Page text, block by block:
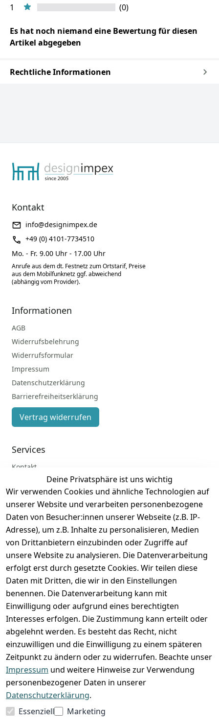
1
(0)
Es hat noch niemand eine Bewertung für diesen
Artikel abgegeben
Rechtliche Informationen
Deine Privatsphäre ist uns wichtig
Wir verwenden Cookies und ähnliche Technologien auf
unserer Website und verarbeiten personenbezogene
Daten von Besucher:innen unserer Webseite (z.B. IP-
Adresse), um z.B. Inhalte zu personalisieren, Medien
von Drittanbietern einzubinden oder Zugriffe auf
unsere Website zu analysieren. Die Datenverarbeitung
erfolgt erst durch gesetzte Cookies. Wir teilen diese
Daten mit Dritten, die wir in den Einstellungen
benennen. Die Datenverarbeitung kann mit
Einwilligung oder aufgrund eines berechtigten
Interesses erfolgen. Die Zustimmung kann erteilt oder
abgelehnt werden. Es besteht das Recht, nicht
einzuwilligen und die Einwilligung zu einem späteren
Zeitpunkt zu ändern oder zu widerrufen. Beachte unser
Impressum und weitere Hinweise zur Verwendung
personenbezogener Daten in unserer
Datenschutzerklärung.
Essenziell
Marketing
Kontakt
info@designimpex.de
+49 (0) 4101-7734510
Mo. - Fr. 9.00 Uhr - 17.00 Uhr
Anrufe aus dem dt. Festnetz zum Ortstarif, Preise
aus dem Mobilfunknetz ggf. abweichend
(abhängig vom Provider).
Informationen
AGB
Widerrufsbelehrung
Widerrufsformular
Impressum
Datenschutzerklärung
Barrierefreiheitserklärung
Vertrag widerrufen
Services
Kontakt
Registrieren
Zahlung und Versand
VORKASSE RECHNUNG